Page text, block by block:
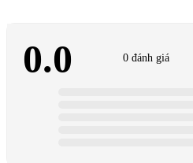
0.0 0 đánh giá